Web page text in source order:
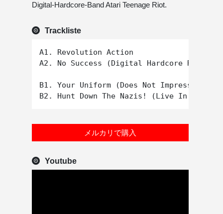
Digital-Hardcore-Band Atari Teenage Riot.
Trackliste
A1. Revolution Action
A2. No Success (Digital Hardcore Remix)
B1. Your Uniform (Does Not Impress Me)
メルカリで購入
Youtube